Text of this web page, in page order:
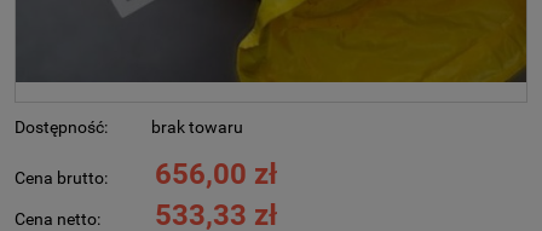
Dostępność: brak towaru
Cena brutto: 656,00 zł
Cena netto: 533,33 zł